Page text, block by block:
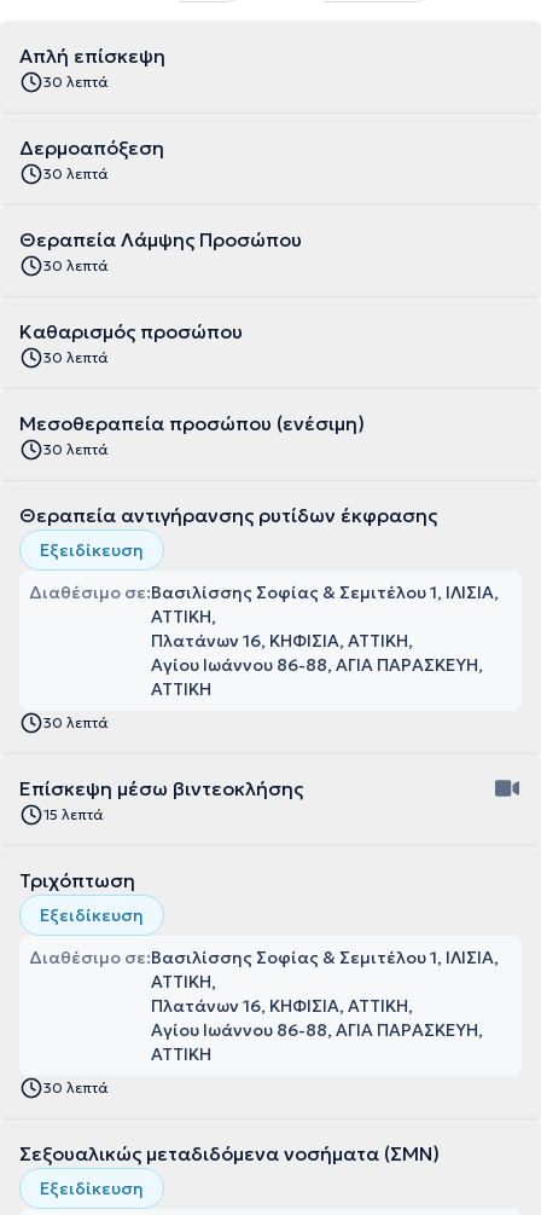
Απλή επίσκεψη
30 λεπτά
Δερμοαπόξεση
30 λεπτά
Θεραπεία Λάμψης Προσώπου
30 λεπτά
Καθαρισμός προσώπου
30 λεπτά
Μεσοθεραπεία προσώπου (ενέσιμη)
30 λεπτά
Θεραπεία αντιγήρανσης ρυτίδων έκφρασης
Εξειδίκευση
Διαθέσιμο σε:Βασιλίσσης Σοφίας & Σεμιτέλου 1, ΙΛΙΣΙΑ,
ΑΤΤΙΚΗ
Πλατάνων 16, ΚΗΦΙΣΙΑ, ΑΤΤΙΚΗ
Αγίου Ιωάννου 86-88, ΑΓΙΑ ΠΑΡΑΣΚΕΥΗ,
ΑΤΤΙΚΗ
30 λεπτά
Επίσκεψη μέσω βιντεοκλήσης
15 λεπτά
Τριχόπτωση
Εξειδίκευση
Διαθέσιμο σε:Βασιλίσσης Σοφίας & Σεμιτέλου 1, ΙΛΙΣΙΑ,
ΑΤΤΙΚΗ
Πλατάνων 16, ΚΗΦΙΣΙΑ, ΑΤΤΙΚΗ
Αγίου Ιωάννου 86-88, ΑΓΙΑ ΠΑΡΑΣΚΕΥΗ,
ΑΤΤΙΚΗ
30 λεπτά
Σεξουαλικώς μεταδιδόμενα νοσήματα (ΣΜΝ)
Εξειδίκευση